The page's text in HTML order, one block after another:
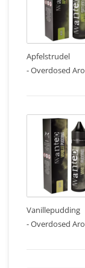
Apfelstrudel
- Overdosed
Vanillepudding
- Overdosed